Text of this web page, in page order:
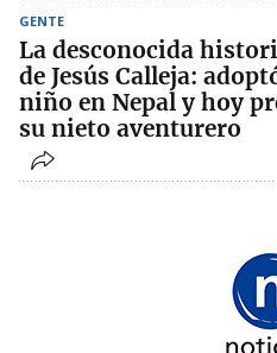
GENTE
La desconocida
de Jesús Calleja:
niño en Nepal y hoy
su nieto aventurero